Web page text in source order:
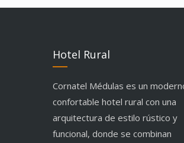
Hotel Rural
Cornatel Médulas es un
confortable hotel rural con una
arquitectura de estilo rústico y
funcional, donde se combinan